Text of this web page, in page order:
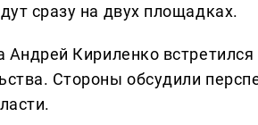
сразу на двух площадках.
Андрей Кириленко
Стороны обсудили